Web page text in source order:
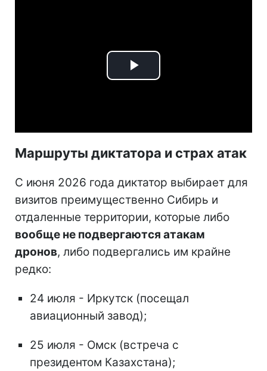
Play
Маршруты диктатора и страх атак
С июня 2026 года диктатор выбирает для
визитов преимущественно Сибирь и
отдаленные территории, которые либо
вообще не подвергаются атакам
дронов, либо подвергались им крайне
редко:
24 июля - Иркутск (посещал
авиационный завод);
25 июля - Омск (встреча с
президентом Казахстана);